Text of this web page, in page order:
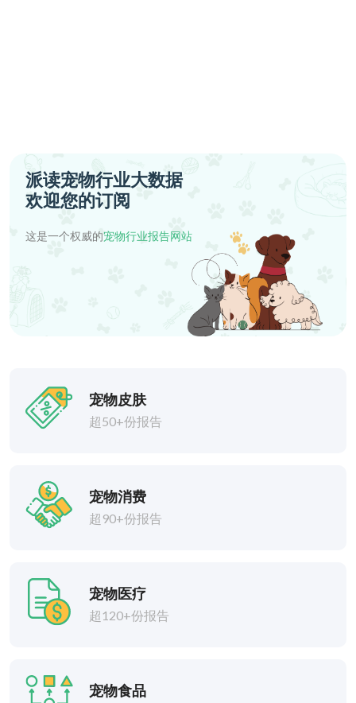
派读宠物行业大数据
欢迎您的订阅
这是一个权威的宠物行业报告网站
宠物皮肤
超50+份报告
宠物消费
超90+份报告
宠物医疗
超120+份报告
宠物食品